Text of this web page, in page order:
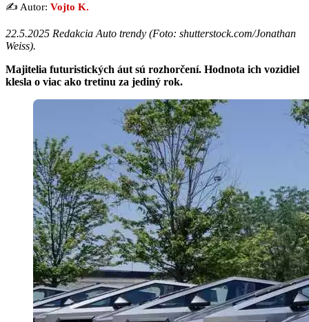
✍️ Autor: Vojto K.
22.5.2025 Redakcia Auto trendy (Foto: shutterstock.com/Jonathan
Weiss).
Majitelia futuristických áut sú rozhorčení. Hodnota ich vozidiel
klesla o viac ako tretinu za jediný rok.